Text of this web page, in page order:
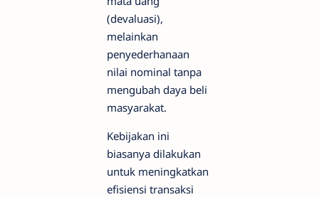
(devaluasi),
melainkan
penyederhanaan
nilai nominal tanpa
mengubah daya beli
masyarakat.
Kebijakan ini
biasanya dilakukan
untuk meningkatkan
efisiensi transaksi